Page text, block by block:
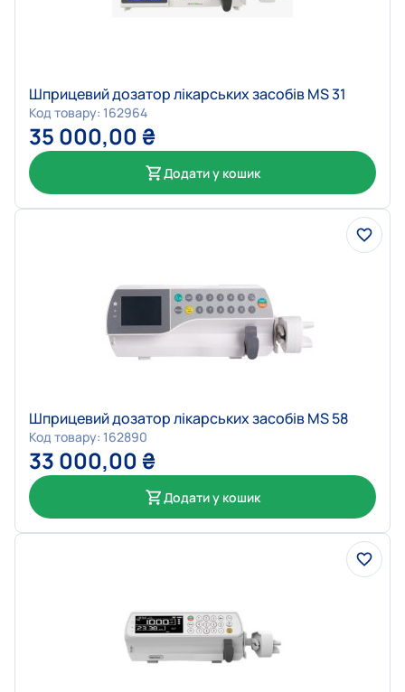
Шприцевий дозатор лікарських засобів MS 31
Код товару: 162964
35 000,00 ₴
Додати у кошик
Шприцевий дозатор лікарських засобів MS 58
Код товару: 162890
33 000,00 ₴
Додати у кошик